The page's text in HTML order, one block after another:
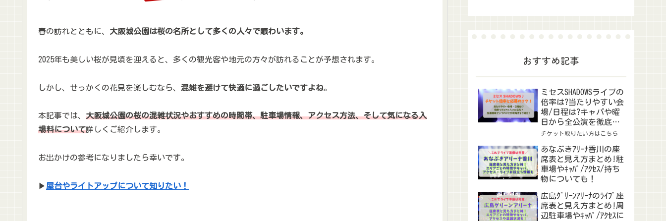
春の訪れとともに、 大阪城公園は桜の名所として多くの人々で賑わいます。
2025年も美しい桜が見頃を迎えると、多くの観光客や地元の方々が訪れることが予想されます。
しかし、せっかくの花見を楽しむなら、 混雑を避けて快適に過ごしたいですよね。
本記事では、 大阪城公園の桜の混雑状況やおすすめの時間帯、駐車場情報、アクセス方法、そして気になる入
場料について詳しくご紹介します。
お出かけの参考になりましたら幸いです。
▶ 屋台やライトアップについて知りたい！
おすすめ記事
ミセスSHADOWSライブの
倍率は?当たりやすい会
場/日程は?キャパや曜
日から全公演を徹底予
想！
チケット取りたい方はこちら
あなぶきｱﾘｰﾅ香川の座
席表と見え方まとめ!駐
車場やｷｬﾊﾟ/ｱｸｾｽ/持ち
物についても！
広島ｸﾞﾘｰﾝｱﾘｰﾅのﾗｲﾌﾞ座
席表と見え方まとめ!周
辺駐車場やｷｬﾊﾟ/ｱｸｾｽに